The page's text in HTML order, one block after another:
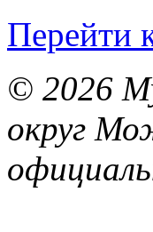
Перейти
© 2026
округ